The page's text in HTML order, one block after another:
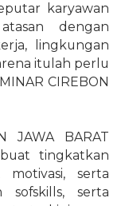
karyawan
dengan
lingkungan
itulah perlu
CIREBON
JAWA BARAT
tingkatkan
motivasi, serta
sofskills, serta